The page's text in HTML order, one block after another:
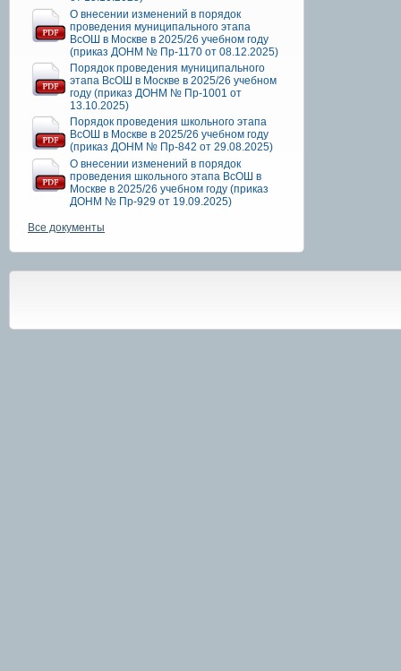
О внесении изменений в порядок
проведения муниципального этапа
ВсОШ в Москве в 2025/26 учебном году
(приказ ДОНМ № Пр-1170 от 08.12.2025)
Порядок проведения муниципального
этапа ВсОШ в Москве в 2025/26 учебном
году (приказ ДОНМ № Пр-1001 от
13.10.2025)
Порядок проведения школьного этапа
ВсОШ в Москве в 2025/26 учебном году
(приказ ДОНМ № Пр-842 от 29.08.2025)
О внесении изменений в порядок
проведения школьного этапа ВсОШ в
Москве в 2025/26 учебном году (приказ
ДОНМ № Пр-929 от 19.09.2025)
Все документы